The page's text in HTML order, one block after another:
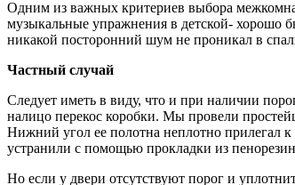
Одним из важных критериев выбора
музыкальные упражнения в детской- хорошо
никакой посторонний шум не проникал в
Частный случай
Следует иметь в виду, что и при наличии
налицо перекос коробки. Мы провели
Нижний угол ее полотна неплотно прилегал к
устранили с помощью прокладки из
Но если у двери отсутствуют порог и